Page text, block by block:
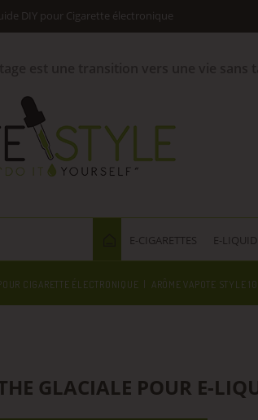
DIY pour Cigarette électronique
E-CIGARETTES E-
CIGARETTE ÉLECTRONIQUE ARÔME VAPOTE STYLE
GLACIALE POUR E-